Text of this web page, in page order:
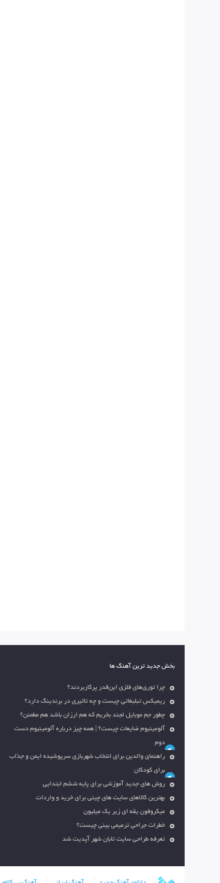
بخش جدید ترین آهنگ ها
چرا توری‌های فلزی این‌قدر پرکاربردند؟
ریمیکس تبلیغاتی چیست و چه تاثیری در برندینگ دارد؟
چطور جم موبایل لجند بخریم که هم ارزان باشد هم مطمئن؟
آلومینیوم ضایعات چیست؟ | همه چیز درباره آلومینیوم دست
دوم
راهنمای والدین برای انتخاب شهربازی سرپوشیده ایمن و جذاب
برای کودکان
روش های جدید آموزشی برای پایه ششم ابتدایی
بهترین کالاهای سایت های چینی برای خرید و واردات
میکروفون یقه ای زیر یک میلیون
خطرات جراحی ترمیمی بینی چیست؟
تعرفه طراحی سایت تابان شهر آپدیت شد